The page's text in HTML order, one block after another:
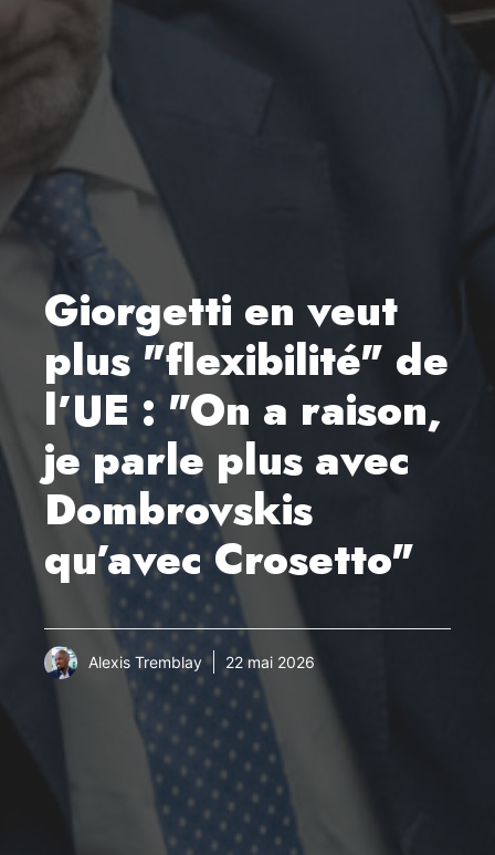
Giorgetti en veut
plus "flexibilité" de
l’UE : "On a raison,
je parle plus avec
Dombrovskis
qu’avec Crosetto"
Alexis Tremblay 22 mai 2026